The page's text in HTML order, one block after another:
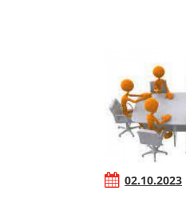
02.10.2023